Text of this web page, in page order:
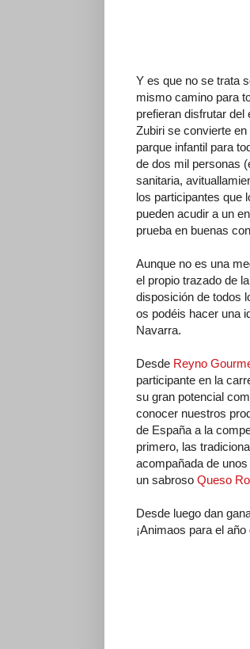
Y es que no se trata
mismo camino para
prefieran disfrutar
Zubiri se convierte
parque infantil para
de dos mil personas
sanitaria,
los participantes que
pueden acudir a un
prueba en buenas
Aunque no es una
el propio trazado de
disposición de todos
os podéis hacer una
Navarra.
Desde Reyno
participante en la
su gran potencial
conocer nuestros
de España a la
primero, las
acompañada de
un sabroso Queso
Desde luego dan
¡Animaos para el año